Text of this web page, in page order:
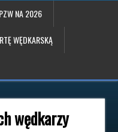
NA 2026
WĘDKARSKĄ
wędkarzy